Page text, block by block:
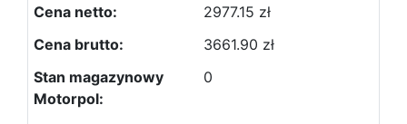
2977.15 zł
3661.90 zł
0